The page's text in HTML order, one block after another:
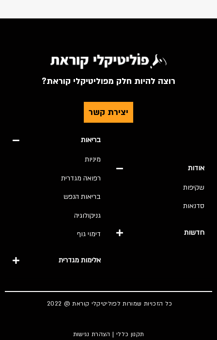
רוצה להיות חלק מפוליטיקלי קוראת?
יצירת קשר
אודות
שקיפות
סדנאות
חדשות
בריאות
מיניות
רפואה מגדרית
בריאות הנפש
גניקולוגיה
דימוי גוף
אלימות מגדרית
כל הזכויות שמורות לפוליטיקלי קוראת @ 2022
תקנון כללי | הצהרת נגישות